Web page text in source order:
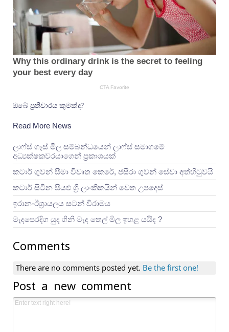
ඔබේ ප්‍රතිචාරය කුමක්ද?
Read More News
ලාෆ්ස් ගෑස් මිල සම්බන්ධයෙන් ලාෆ්ස් සමාගමේ
අධ්‍යක්ෂකවරයාගෙන් ප්‍රකාශයක්
කටාර් ගුවන් සීමා විවෘත කෙරේ, ජසීරා ගුවන් සේවා අත්හි‍ටුවයි
කටාර් සිටින සියළු ශ්‍රී ලාංකිකයින් වෙත උපදෙස්
ඉරාන-ඊශ්‍රායලය සටන් විරාමය
මැදපෙරදිග යුද ගිනි මැද තෙල් මිල ඉහළ යයිද ?
Comments
There are no comments posted yet. Be the first one!
Post a new comment